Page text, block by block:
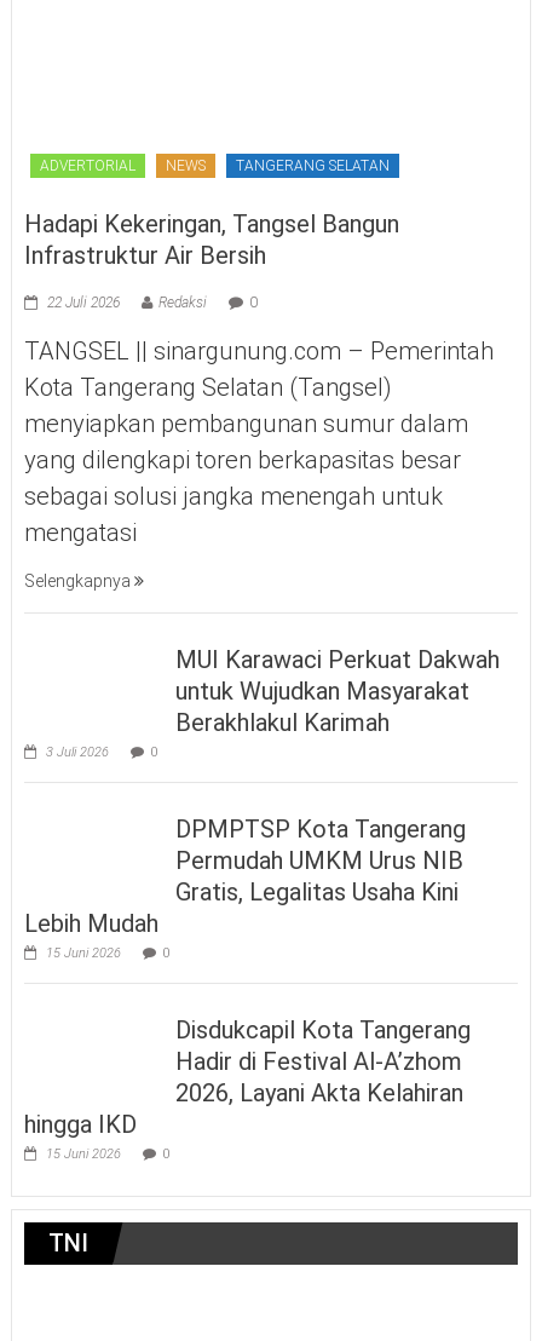
ADVERTORIAL NEWS TANGERANG SELATAN
Hadapi Kekeringan, Tangsel Bangun
Infrastruktur Air Bersih
22 Juli 2026 Redaksi 0
TANGSEL || sinargunung.com – Pemerintah
Kota Tangerang Selatan (Tangsel)
menyiapkan pembangunan sumur dalam
yang dilengkapi toren berkapasitas besar
sebagai solusi jangka menengah untuk
mengatasi
Selengkapnya
MUI Karawaci Perkuat Dakwah
untuk Wujudkan Masyarakat
Berakhlakul Karimah
3 Juli 2026 0
DPMPTSP Kota Tangerang
Permudah UMKM Urus NIB
Gratis, Legalitas Usaha Kini
Lebih Mudah
15 Juni 2026 0
Disdukcapil Kota Tangerang
Hadir di Festival Al-A’zhom
2026, Layani Akta Kelahiran
hingga IKD
15 Juni 2026 0
TNI